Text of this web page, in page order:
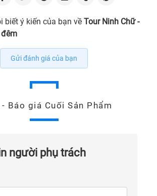
biết ý kiến của bạn về Tour Ninh Chữ -
Gửi đánh giá của bạn
Báo giá Cuối Sản Phẩm
người phụ trách